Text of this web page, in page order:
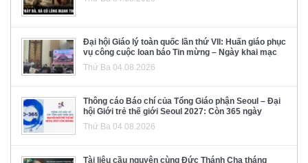
Đại hội Giáo lý toàn quốc lần thứ VII: Huấn giáo phục
vụ công cuộc loan báo Tin mừng – Ngày khai mạc
Thứ Ba 04.08.2026
Thông cáo Báo chí của Tổng Giáo phận Seoul – Đại
hội Giới trẻ thế giới Seoul 2027: Còn 365 ngày
Thứ Ba 04.08.2026
Tài liệu cầu nguyện cùng Đức Thánh Cha tháng